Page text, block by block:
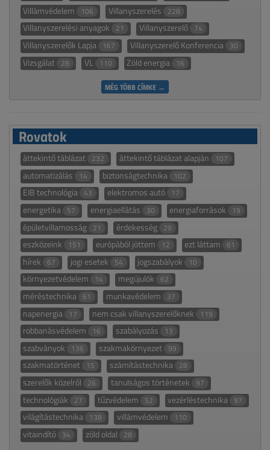
Villámvédelem 106 Villanyszerelés 228
Villanyszerelési anyagok 21 Villanyszerelő 74
Villanyszerelők Lapja 167 Villanyszerelő Konferencia 30
Vizsgálat 28 VL 110 Zöld energia 16
MÉG TÖBB CÍMKE →
Rovatok
áttekintő táblázat 232 áttekintő táblázat alapján 107
automatizálás 14 biztonságtechnika 102
EIB technológia 43 elektromos autó 17
energetika 57 energiaellátás 30 energiaforrások 19
épületvillamosság 21 érdekesség 29
eszközeink 151 európából jöttem 12 ezt láttam 61
hírek 67 jogi esetek 54 jogszabályok 10
környezetvédelem 14 megújulók 62
méréstechnika 61 munkavédelem 37
napenergia 17 nem csak villanyszerelőknek 119
robbanásvédelem 16 szabályozás 13
szabványok 136 szakmakörnyezet 99
szakmatörténet 15 számítástechnika 28
szerelők közelről 26 tanulságos történetek 97
technológiák 27 tűzvédelem 52 vezérléstechnika 97
világítástechnika 138 villámvédelem 110
vitaindító 34 zöld oldal 28